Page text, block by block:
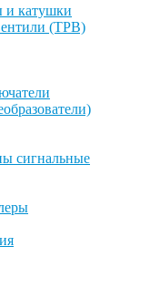
и катушки
(ТРВ)
сигнальные